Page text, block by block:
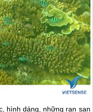
hình dáng, những rạn san